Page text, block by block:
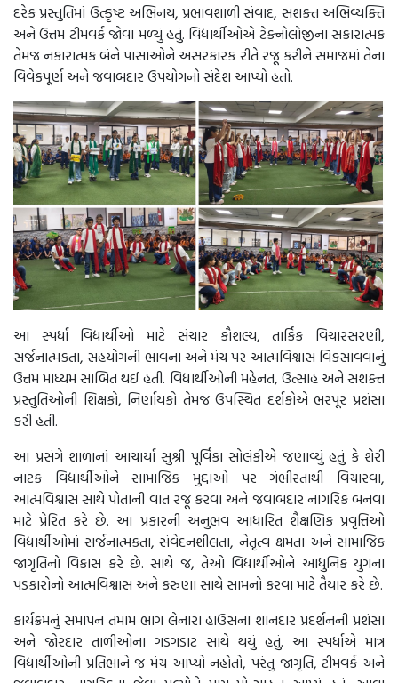
દરેક પ્રસ્તુતિમાં ઉત્કૃષ્ટ અભિનય, પ્રભાવશાળી સંવાદ, સશક્ત અભિવ્યક્તિ
અને ઉત્તમ ટીમવર્ક જોવા મળ્યું હતું. વિદ્યાર્થીઓએ ટેક્નોલોજીના સકારાત્મક
તેમજ નકારાત્મક બંને પાસાઓને અસરકારક રીતે રજૂ કરીને સમાજમાં તેના
વિવેકપૂર્ણ અને જવાબદાર ઉપયોગનો સંદેશ આપ્યો હતો.
આ સ્પર્ધા વિદ્યાર્થીઓ માટે સંચાર કૌશલ્ય, તાર્કિક વિચારસરણી,
સર્જનાત્મકતા, સહયોગની ભાવના અને મંચ પર આત્મવિશ્વાસ વિકસાવવાનું
ઉત્તમ માધ્યમ સાબિત થઈ હતી. વિદ્યાર્થીઓની મહેનત, ઉત્સાહ અને સશક્ત
પ્રસ્તુતિઓની શિક્ષકો, નિર્ણાયકો તેમજ ઉપસ્થિત દર્શકોએ ભરપૂર પ્રશંસા
કરી હતી.
આ પ્રસંગે શાળાનાં આચાર્યા સુશ્રી પૂર્વિકા સોલંકીએ જણાવ્યું હતું કે શેરી
નાટક વિદ્યાર્થીઓને સામાજિક મુદ્દાઓ પર ગંભીરતાથી વિચારવા,
આત્મવિશ્વાસ સાથે પોતાની વાત રજૂ કરવા અને જવાબદાર નાગરિક બનવા
માટે પ્રેરિત કરે છે. આ પ્રકારની અનુભવ આધારિત શૈક્ષણિક પ્રવૃત્તિઓ
વિદ્યાર્થીઓમાં સર્જનાત્મકતા, સંવેદનશીલતા, નેતૃત્વ ક્ષમતા અને સામાજિક
જાગૃતિનો વિકાસ કરે છે. સાથે જ, તેઓ વિદ્યાર્થીઓને આધુનિક યુગના
પડકારોનો આત્મવિશ્વાસ અને કરુણા સાથે સામનો કરવા માટે તૈયાર કરે છે.
કાર્યક્રમનું સમાપન તમામ ભાગ લેનારા હાઉસના શાનદાર પ્રદર્શનની પ્રશંસા
અને જોરદાર તાળીઓના ગડગડાટ સાથે થયું હતું. આ સ્પર્ધાએ માત્ર
વિદ્યાર્થીઓની પ્રતિભાને જ મંચ આપ્યો નહોતો, પરંતુ જાગૃતિ, ટીમવર્ક અને